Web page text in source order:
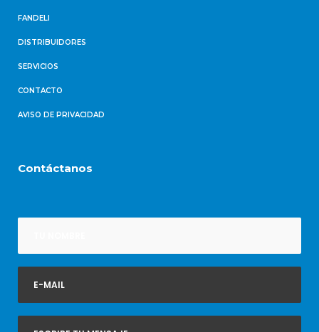
FANDELI
DISTRIBUIDORES
SERVICIOS
CONTACTO
AVISO DE PRIVACIDAD
Contáctanos